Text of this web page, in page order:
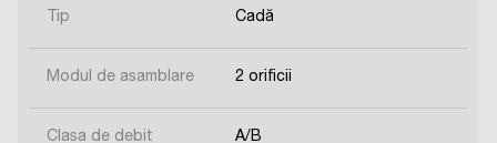
Tip Cadă
Modul de asamblare 2 orificii
Clasa de debit A/B